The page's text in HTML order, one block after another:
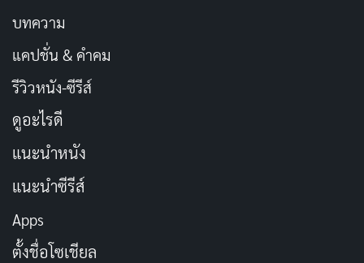
ไซน์เนอร์ชื่อดัง
อพาร์ตเมนต์ของเธอในนครนิวยอร์ก
ปัญหาการฆ่าตัวตายกำลังเป็นปัญหาใหญ่ในสหรัฐฯ โดย
ศูนย์ควบคุมและป้องกันโรคของสหรัฐฯ ระบุว่า อัตราการ
ฆ่าตัวตายในหมู่คนอเมริกัน เพิ่มขึ้น 25% ในช่วง 20 ปีที่
ผ่านมา
ANTHONY BOURDAIN
บทความ
แคปชั่น & คำคม
รีวิวหนัง-ซีรีส์
ดูอะไรดี
แนะนำหนัง
แนะนำซีรีส์
Apps
ตั้งชื่อโซเชียล